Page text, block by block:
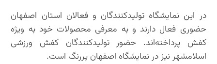
در این نمایشگاه تولیدکنندگان و فعالان استان اصفهان
حضوری فعال دارند و به معرفی محصولات خود به ویژه
کفش پرداخته‌اند. حضور تولیدکنندگان کفش ورزشی
اسلامشهر نیز در نمایشگاه اصفهان پررنگ است.